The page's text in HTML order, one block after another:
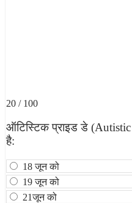
20 / 100
ऑटिस्टिक प्राइड डे (Autistic
है:
18 जून को
19 जून को
21जून को